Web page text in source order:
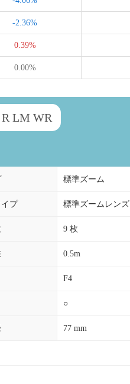
-2.36%
0.39%
0.00%
LM WR
標準ズーム
プ 標準ズームレンズ
9 枚
0.5m
F4
○
77 mm